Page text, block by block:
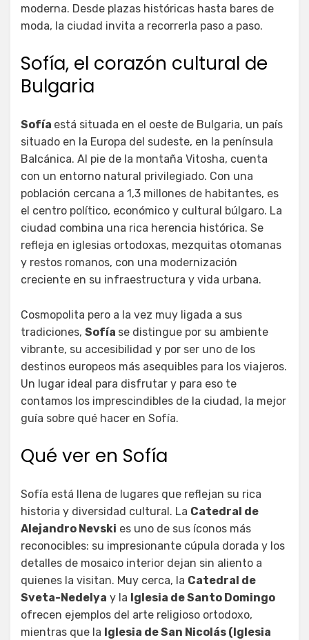
moderna. Desde plazas históricas hasta bares de
moda, la ciudad invita a recorrerla paso a paso.
Sofía, el corazón cultural de
Bulgaria
Sofía está situada en el oeste de Bulgaria, un país
situado en la Europa del sudeste, en la península
Balcánica. Al pie de la montaña Vitosha, cuenta
con un entorno natural privilegiado. Con una
población cercana a 1,3 millones de habitantes, es
el centro político, económico y cultural búlgaro. La
ciudad combina una rica herencia histórica. Se
refleja en iglesias ortodoxas, mezquitas otomanas
y restos romanos, con una modernización
creciente en su infraestructura y vida urbana.
Cosmopolita pero a la vez muy ligada a sus
tradiciones, Sofía se distingue por su ambiente
vibrante, su accesibilidad y por ser uno de los
destinos europeos más asequibles para los viajeros.
Un lugar ideal para disfrutar y para eso te
contamos los imprescindibles de la ciudad, la mejor
guía sobre qué hacer en Sofía.
Qué ver en Sofía
Sofía está llena de lugares que reflejan su rica
historia y diversidad cultural. La Catedral de
Alejandro Nevski es uno de sus íconos más
reconocibles: su impresionante cúpula dorada y los
detalles de mosaico interior dejan sin aliento a
quienes la visitan. Muy cerca, la Catedral de
Sveta-Nedelya y la Iglesia de Santo Domingo
ofrecen ejemplos del arte religioso ortodoxo,
mientras que la Iglesia de San Nicolás (Iglesia